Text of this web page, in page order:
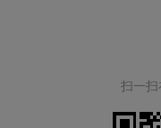
扫一扫